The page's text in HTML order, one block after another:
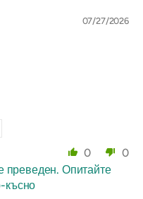
07/27/2026
0
0
преведен. Опитайте
късно